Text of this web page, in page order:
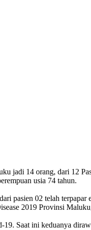
14 orang, dari 12
usia 74 tahun.
pasien 02 telah
2019 Provinsi
Saat ini keduanya